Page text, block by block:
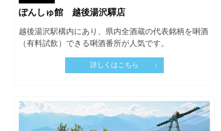
ぽんしゅ館 越後湯沢驛店
越後湯沢駅構内にあり、県内全酒蔵の代表銘柄を唎酒
（有料試飲）できる唎酒番所が人気です。
詳しくはこちら